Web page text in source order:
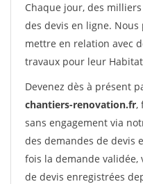
Chaque jour, des
des devis en ligne.
mettre en relation avec
travaux pour leur
Devenez dès à présent
chantiers-renovation.fr,
sans engagement via
des demandes de devis
fois la demande validée,
de devis enregistrées